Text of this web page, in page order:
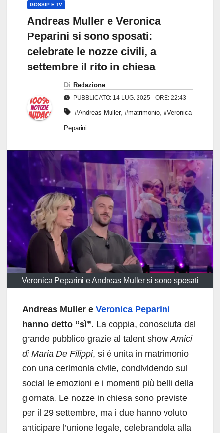
GOSSIP E TV
Andreas Muller e Veronica
Peparini si sono sposati:
celebrate le nozze civili, a
settembre il rito in chiesa
Di Redazione
PUBBLICATO: 14 LUG, 2025 - ORE: 22:43
#Andreas Muller, #matrimonio, #Veronica
Peparini
Veronica Peparini e Andreas Muller si sono sposati
Andreas Muller e Veronica Peparini
hanno detto “sì”. La coppia, conosciuta dal
grande pubblico grazie al talent show Amici
di Maria De Filippi, si è unita in matrimonio
con una cerimonia civile, condividendo sui
social le emozioni e i momenti più belli della
giornata. Le nozze in chiesa sono previste
per il 29 settembre, ma i due hanno voluto
anticipare l’unione legale, celebrandola alla